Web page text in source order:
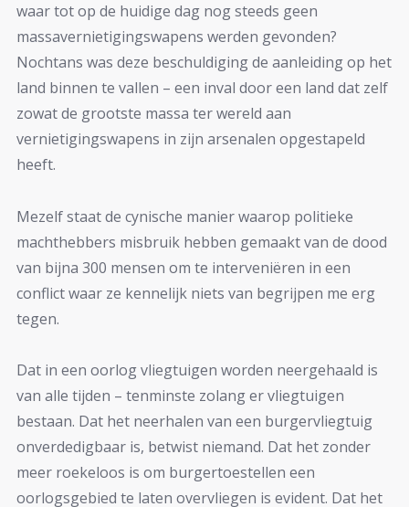
waar tot op de huidige dag nog steeds geen
massavernietigingswapens werden gevonden?
Nochtans was deze beschuldiging de aanleiding op het
land binnen te vallen – een inval door een land dat zelf
zowat de grootste massa ter wereld aan
vernietigingswapens in zijn arsenalen opgestapeld
heeft.
Mezelf staat de cynische manier waarop politieke
machthebbers misbruik hebben gemaakt van de dood
van bijna 300 mensen om te interveniëren in een
conflict waar ze kennelijk niets van begrijpen me erg
tegen.
Dat in een oorlog vliegtuigen worden neergehaald is
van alle tijden – tenminste zolang er vliegtuigen
bestaan. Dat het neerhalen van een burgervliegtuig
onverdedigbaar is, betwist niemand. Dat het zonder
meer roekeloos is om burgertoestellen een
oorlogsgebied te laten overvliegen is evident. Dat het